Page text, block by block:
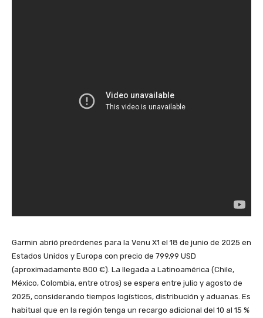
Garmin abrió preórdenes para la Venu X1 el 18 de junio de 2025 en
Estados Unidos y Europa con precio de 799,99 USD
(aproximadamente 800 €). La llegada a Latinoamérica (Chile,
México, Colombia, entre otros) se espera entre julio y agosto de
2025, considerando tiempos logísticos, distribución y aduanas. Es
habitual que en la región tenga un recargo adicional del 10 al 15 %